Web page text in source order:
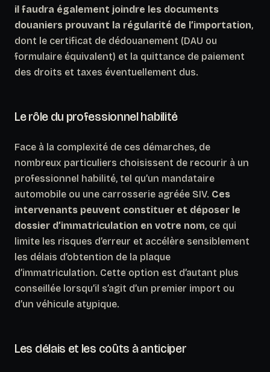
il faudra également joindre les documents
douaniers prouvant la régularité de l’importation,
dont le certificat de dédouanement (DAU ou
formulaire équivalent) et la quittance de paiement
des droits et taxes éventuellement dus.
Le rôle du professionnel habilité
Face à la complexité de ces démarches, de
nombreux particuliers choisissent de recourir à un
professionnel habilité, tel qu’un mandataire
automobile ou une carrosserie agréée SIV. Ces
intervenants peuvent constituer et déposer le
dossier d’immatriculation en votre nom, ce qui
limite les risques d’erreur et accélère sensiblement
les délais d’obtention de la plaque
d’immatriculation. Cette option est d’autant plus
conseillée lorsqu’il s’agit d’un premier import ou
d’un véhicule atypique.
Les délais et les coûts à anticiper